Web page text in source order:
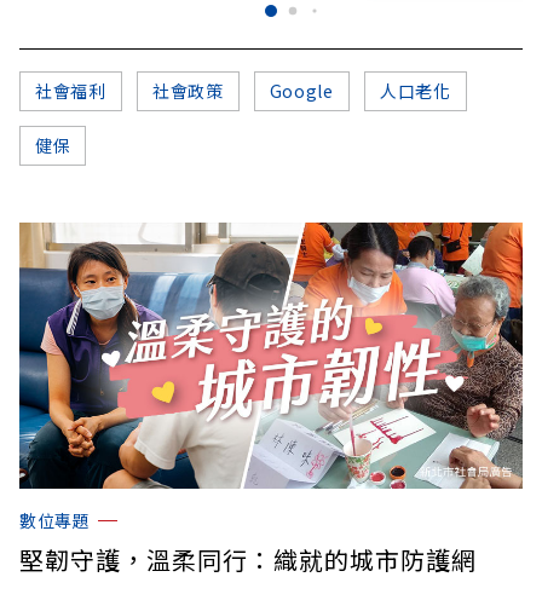
社會福利 社會政策 Google 人口老化
健保
數位專題
堅韌守護，溫柔同行：織就的城市防護網